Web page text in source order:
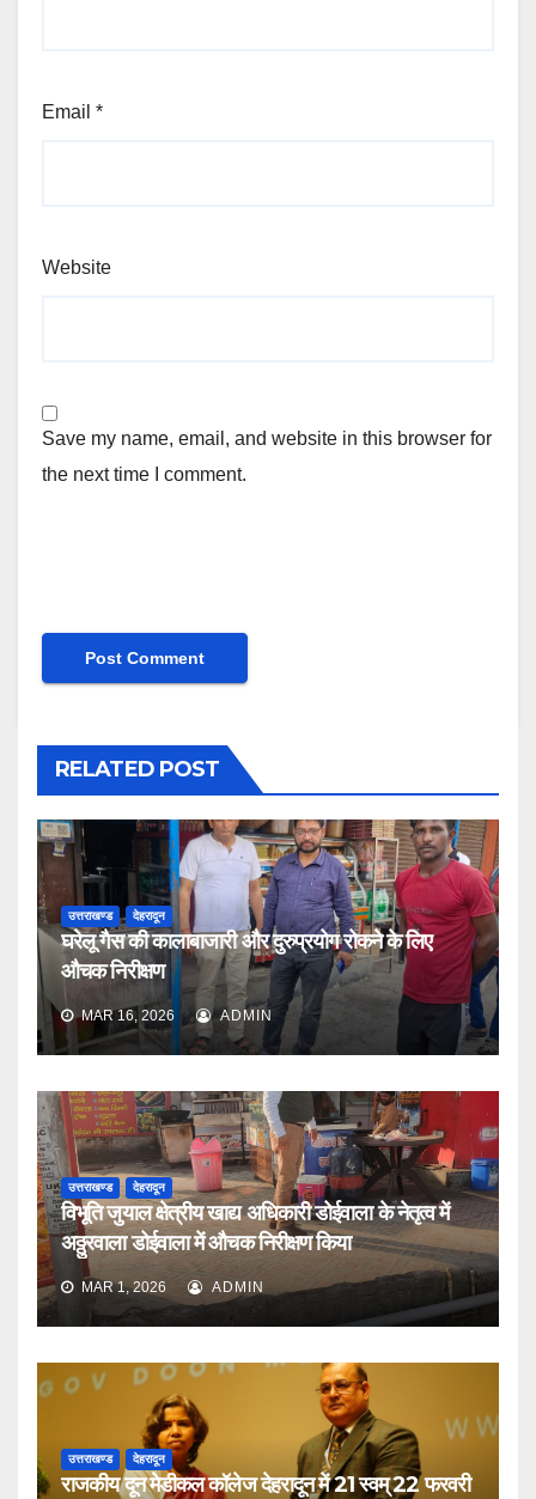
Email *
Website
Save my name, email, and website in this browser for
the next time I comment.
RELATED POST
उत्तराखण्ड देहरादून
घरेलू गैस की कालाबाजारी और दुरुप्रयोग रोकने के लिए
औचक निरीक्षण
MAR 16, 2026 ADMIN
उत्तराखण्ड देहरादून
विभूति जुयाल क्षेत्रीय खाद्य अधिकारी डोईवाला के नेतृत्व में
अठ्ठुरवाला डोईवाला में औचक निरीक्षण किया
MAR 1, 2026 ADMIN
उत्तराखण्ड देहरादून
राजकीय दून मेडीकल कॉलेज देहरादून में 21 स्वम् 22 फरवरी